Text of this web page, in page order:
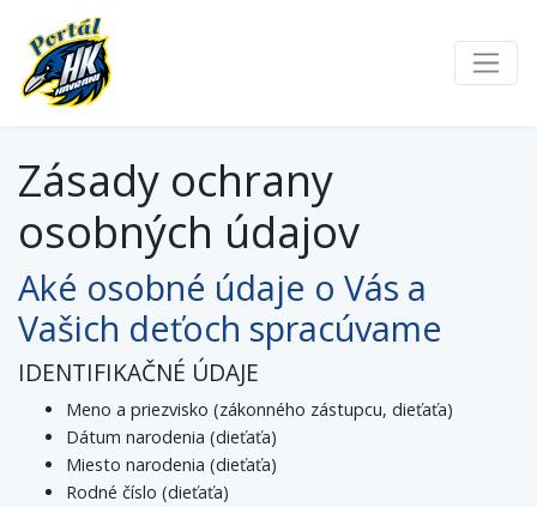
Zásady ochrany
osobných údajov
Aké osobné údaje o Vás a
Vašich deťoch spracúvame
IDENTIFIKAČNÉ ÚDAJE
Meno a priezvisko (zákonného zástupcu, dieťaťa)
Dátum narodenia (dieťaťa)
Miesto narodenia (dieťaťa)
Rodné číslo (dieťaťa)